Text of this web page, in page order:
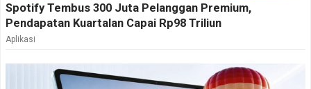
Spotify Tembus 300 Juta Pelanggan Premium,
Pendapatan Kuartalan Capai Rp98 Triliun
Aplikasi